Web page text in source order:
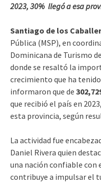
2023, 30% llegó a esa
Santiago de los
Pública (MSP), en
Dominicana de Turismo
donde se resaltó la
crecimiento que ha
informaron que de
que recibió el país en
esta provincia, según
La actividad fue
Daniel Rivera quien
una nación confiable con
contribuye a impulsar el